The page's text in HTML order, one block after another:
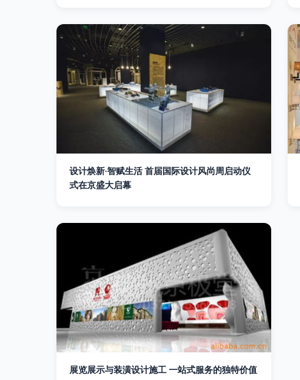
设计焕新·智赋生活 首届国际设计风尚周启动仪
式在京盛大启幕
展览展示与装潢设计施工 一站式服务的独特价值